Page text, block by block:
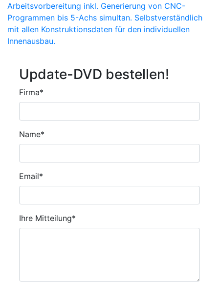
Arbeitsvorbereitung inkl. Generierung von CNC-
Programmen bis 5-Achs simultan. Selbstverständlich
mit allen Konstruktionsdaten für den individuellen
Innenausbau.
Update-DVD bestellen!
Pflichtfeld
Firma*
Pflichtfeld
Name*
Pflichtfeld
Email*
Pflichtfeld
Ihre Mitteilung*